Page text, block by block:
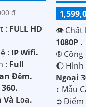
₫
: FULL HD
: IP Wifi.
: Full
Đêm.
Và Loa.
👁 Chất
1080P .
®️ Công
🌔 Hình
Ngoại
↕️ Mẫu
️➲ Điểm